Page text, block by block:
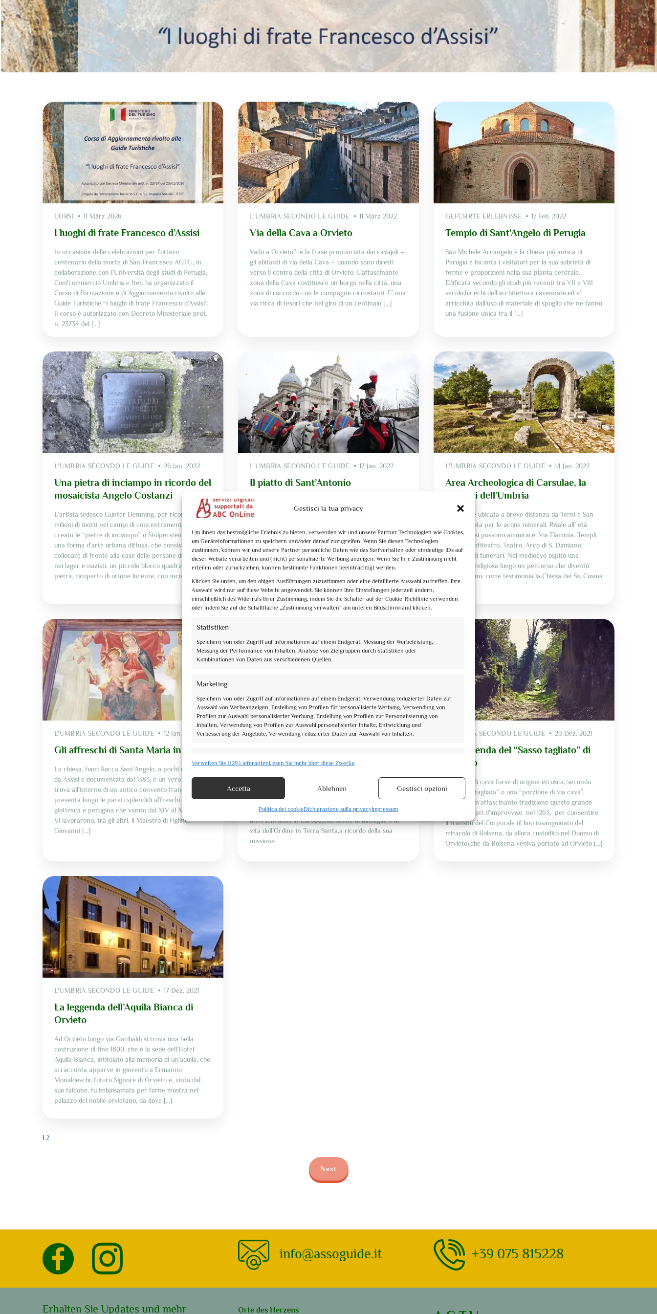
Gestisci la tua privacy
Um Ihnen das bestmögliche Erlebnis zu bieten, verwenden wir und unsere Partner Technologien wie Cookies,
um Geräteinformationen zu speichern und/oder darauf zuzugreifen. Wenn Sie diesen Technologien
zustimmen, können wir und unsere Partner persönliche Daten wie das Surfverhalten oder eindeutige IDs auf
dieser Website verarbeiten und (nicht) personalisierte Werbung anzeigen. Wenn Sie Ihre Zustimmung nicht
erteilen oder zurückziehen, können bestimmte Funktionen beeinträchtigt werden.
Klicken Sie unten, um den obigen Ausführungen zuzustimmen oder eine detaillierte Auswahl zu treffen. Ihre
Auswahl wird nur auf diese Website angewendet. Sie können Ihre Einstellungen jederzeit ändern,
einschließlich des Widerrufs Ihrer Zustimmung, indem Sie die Schalter auf der Cookie-Richtlinie verwenden
oder indem Sie auf die Schaltfläche „Zustimmung verwalten“ am unteren Bildschirmrand klicken.
Statistiken
Speichern von oder Zugriff auf Informationen auf einem Endgerät, Messung der Werbeleistung,
Messung der Performance von Inhalten, Analyse von Zielgruppen durch Statistiken oder
Kombinationen von Daten aus verschiedenen Quellen.
Marketing
Speichern von oder Zugriff auf Informationen auf einem Endgerät, Verwendung reduzierter Daten zur
Auswahl von Werbeanzeigen, Erstellung von Profilen für personalisierte Werbung, Verwendung von
Profilen zur Auswahl personalisierter Werbung, Erstellung von Profilen zur Personalisierung von
Inhalten, Verwendung von Profilen zur Auswahl personalisierter Inhalte, Entwicklung und
Verbesserung der Angebote, Verwendung reduzierter Daten zur Auswahl von Inhalten.
verschiedener Endgeräte, Identifikation von Endgeräten anhand automatisch übermittelter
Informationen.
Gewährleistung der Sicherheit, Verhinderung und Aufdeckung von Betrug
und Fehlerbehebung, Bereitstellung und Anzeige von Werbung und
Immer aktiv
Verwalten Sie 1129 LieferantenLesen Sie mehr über diese Zwecke
Accetta Ablehnen Gestisci opzioni
Politica dei cookieDichiarazione sulla privacyImpressum
CORSI 11 März 2026
I luoghi di frate Francesco d’Assisi
In occasione delle celebrazioni per l’ottavo
centenario della morte di San Francesco AGTU, in
collaborazione con l’Università degli studi di Perugia,
Confcommercio Umbria e Iter, ha organizzato il
Corso di Formazione e di Aggiornamento rivolto alle
Guide Turistiche “I luoghi di frate Francesco d’Assisi”.
Il corso è autorizzato con Decreto Ministeriale prot.
n. 23734 del [...]
L'UMBRIA SECONDO LE GUIDE 11 März 2022
Via della Cava a Orvieto
Vado a Orvieto”: è la frase pronunciata dai cavajoli –
gli abitanti di via della Cava – quando sono diretti
verso il centro della città di Orvieto. L’affascinante
zona della Cava costituisce un borgo nella città, una
zona di raccordo con le campagne circostanti. E’ una
via ricca di tesori che nel giro di un centinaio […]
GEFÜHRTE ERLEBNISSE 17 Feb. 2022
Tempio di Sant’Angelo di Perugia
San Michele Arcangelo è la chiesa più antica di
Perugia e incanta i visitatori per la sua sobrietà di
forme e proporzioni nella sua pianta centrale.
Edificata secondo gli studi più recenti tra VII e VIII
secolo,ha echi dell’architettura ravennate,ed e’
arricchita dall’uso di materiale di spoglio che ne fanno
una fusione unica tra il […]
L'UMBRIA SECONDO LE GUIDE 26 Jan. 2022
Una pietra di inciampo in ricordo del
mosaicista Angelo Costanzi
L’artista tedesco Gunter Demning, per ricordare i
milioni di morti nei campi di concentramento, ha
creato le “pietre di inciampo” o Stolpersteine. Ovvero
una forma d’arte urbana diffusa, che consiste nel
collocare di fronte alla case delle persone deportate
nei lager e nazisti, un piccolo blocco quadrato di
pietra, ricoperto di ottone lucente, con inciso […]
L'UMBRIA SECONDO LE GUIDE 17 Jan. 2022
Il piatto di Sant’Antonio
A Santa Maria degli Angeli, intorno al 1860,
un’epidemia minacciò i cavalli delle diligenze postali.
si organizzò in suo onore una processione, offrendo
un piatto caldo ai poveri. La festa, patrocinata dai
dodici Priori, si celebra la domenica successiva al 17
gennaio e il piatto prevede maccheroni, […]
L'UMBRIA SECONDO LE GUIDE 14 Jan. 2022
Area Archeologica di Carsulae, la
Pompei dell’Umbria
Carsulae è ubicata a breve distanza da Terni e San
Gemini, nota per le acque minerali. Risale all’ età
augustea, si possono ammirare: Via Flaminia, Templi
Gemini, Anfiteatro, Teatro, Arco di S. Damiano,
monumenti funerari. Nel medioevo ospitò una
comunità religiosa lungo un percorso che diventò
francescano, come testimonia la Chiesa dei Ss. Cosma
L'UMBRIA SECONDO LE GUIDE 12 Jan. 2022
Gli affreschi di Santa Maria in Arce
La chiesa, fuori Rocca Sant’Angelo, a pochi chilometri
da Assisi e documentata dal 1383, è un vero gioiello! Si
trova all’interno di un antico convento francescano e
presenta lungo le pareti splendidi affreschi di scuola
giottesca e perugina che vanno dal XIV al XVI secolo.
Vi lavorarono, tra gli altri, il Maestro di Figline,
Giovanni […]
L'UMBRIA SECONDO LE GUIDE 05 Jan. 2022
tutta la sua potente sobrietà.Citata nei documenti dal
1237,era sede dell’Ordine dei cavalieri del Tempio.
L’interno ci sorprende per la lineare struttura
gotica,e nella controfacciata sono conservati
affreschi unici in Europa,con scene di battaglia e di
vita dell’Ordine in Terra Santa,a ricordo della sua
missione.
L'UMBRIA SECONDO LE GUIDE 29 Dez. 2021
La leggenda del “Sasso tagliato” di
Orvieto
Un luogo di cava forse di origine etrusca, secondo
altri una “tagliata” o una “porzione di via cava”.
Secondo un’affascinante tradizione questo grande
masso si aprì d’improvviso nel 1263, per consentire
il transito del Corporale (il lino insanguinato del
miracolo di Bolsena, da allora custodito nel Duomo di
Orvieto).che da Bolsena veniva portato ad Orvieto […]
L'UMBRIA SECONDO LE GUIDE 17 Dez. 2021
La leggenda dell’Aquila Bianca di
Orvieto
Ad Orvieto lungo via Garibaldi si trova una bella
costruzione di fine 1800, che è la sede dell’Hotel
Aquila Bianca, intitolato alla memoria di un’aquila, che
si racconta apparve in gioventù a Ermanno
Monaldeschi, futuro Signore di Orvieto e, vinta dal
suo falcone, fu imbalsamata per farne mostra nel
palazzo del nobile orvietano, da dove […]
1 2
Next
info@assoguide.it +39 075 815228
Erhalten Sie Updates und mehr Orte des Herzens